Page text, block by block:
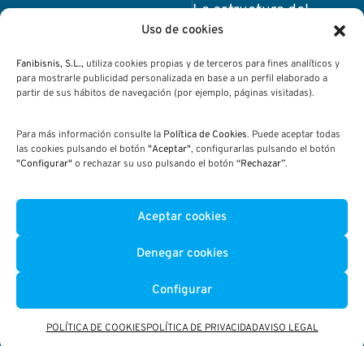
Uso de cookies
Fanibisnis, S.L., utiliza cookies propias y de terceros para fines analíticos y
para mostrarle publicidad personalizada en base a un perfil elaborado a
partir de sus hábitos de navegación (por ejemplo, páginas visitadas).
Para más información consulte la Política de Cookies. Puede aceptar todas
las cookies pulsando el botón "Aceptar", configurarlas pulsando el botón
"Configurar"o rechazar su uso pulsando el botón “Rechazar”.
Aceptar cookies
Denegar cookies
Configurar
POLÍTICA DE COOKIESPOLÍTICA DE PRIVACIDADAVISO LEGAL
La estructura del
prototipo la
de hormigón
enrollable que se
loneta pigmentada
sobre piezas
impresas en 3D.
Por su parte, el
interior está chapado
en madera y los
mobiliario están
impresos en resina
fotosensible.